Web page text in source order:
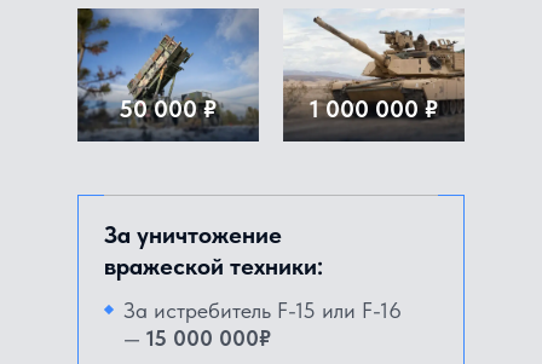
50 000 ₽ 1 000 000 ₽
За уничтожение
вражеской техники:
За истребитель F-15 или F-16
— 15 000 000₽